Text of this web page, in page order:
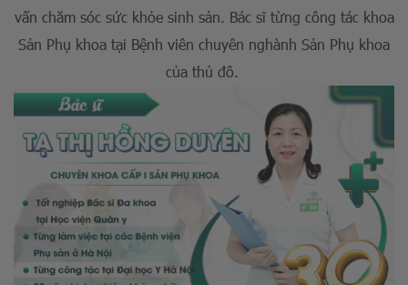
vấn chăm sóc sức khỏe sinh sản. Bác sĩ từng công tác khoa
Sản Phụ khoa tại Bệnh viên chuyên nghành Sản Phụ khoa
của thủ đô.